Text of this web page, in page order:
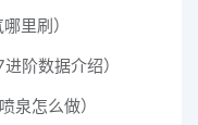
里刷）
阶数据介绍）
泉怎么做）